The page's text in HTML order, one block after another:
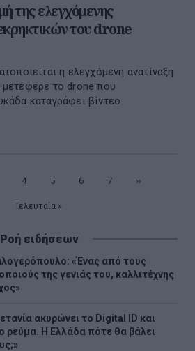
της ελεγχόμενης
του drone
η ελεγχόμενη ανατίναξη
το drone που
καταγράφει βίντεο
Σελίδα
4 Σελίδα
5 Σελίδα
6 Σελίδα
7 Επόμενη
››
Τελευταία
Τελευταία »
Ροή ειδήσεων
«Ένας από τους
της γενιάς του, καλλιτέχνης
ακυρώνει το Digital ID και
ρεύμα. Η Ελλάδα πότε θα βάλει